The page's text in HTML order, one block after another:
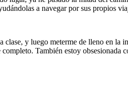
a navegar por sus propios
y luego meterme de lleno en la
También estoy obsesionada